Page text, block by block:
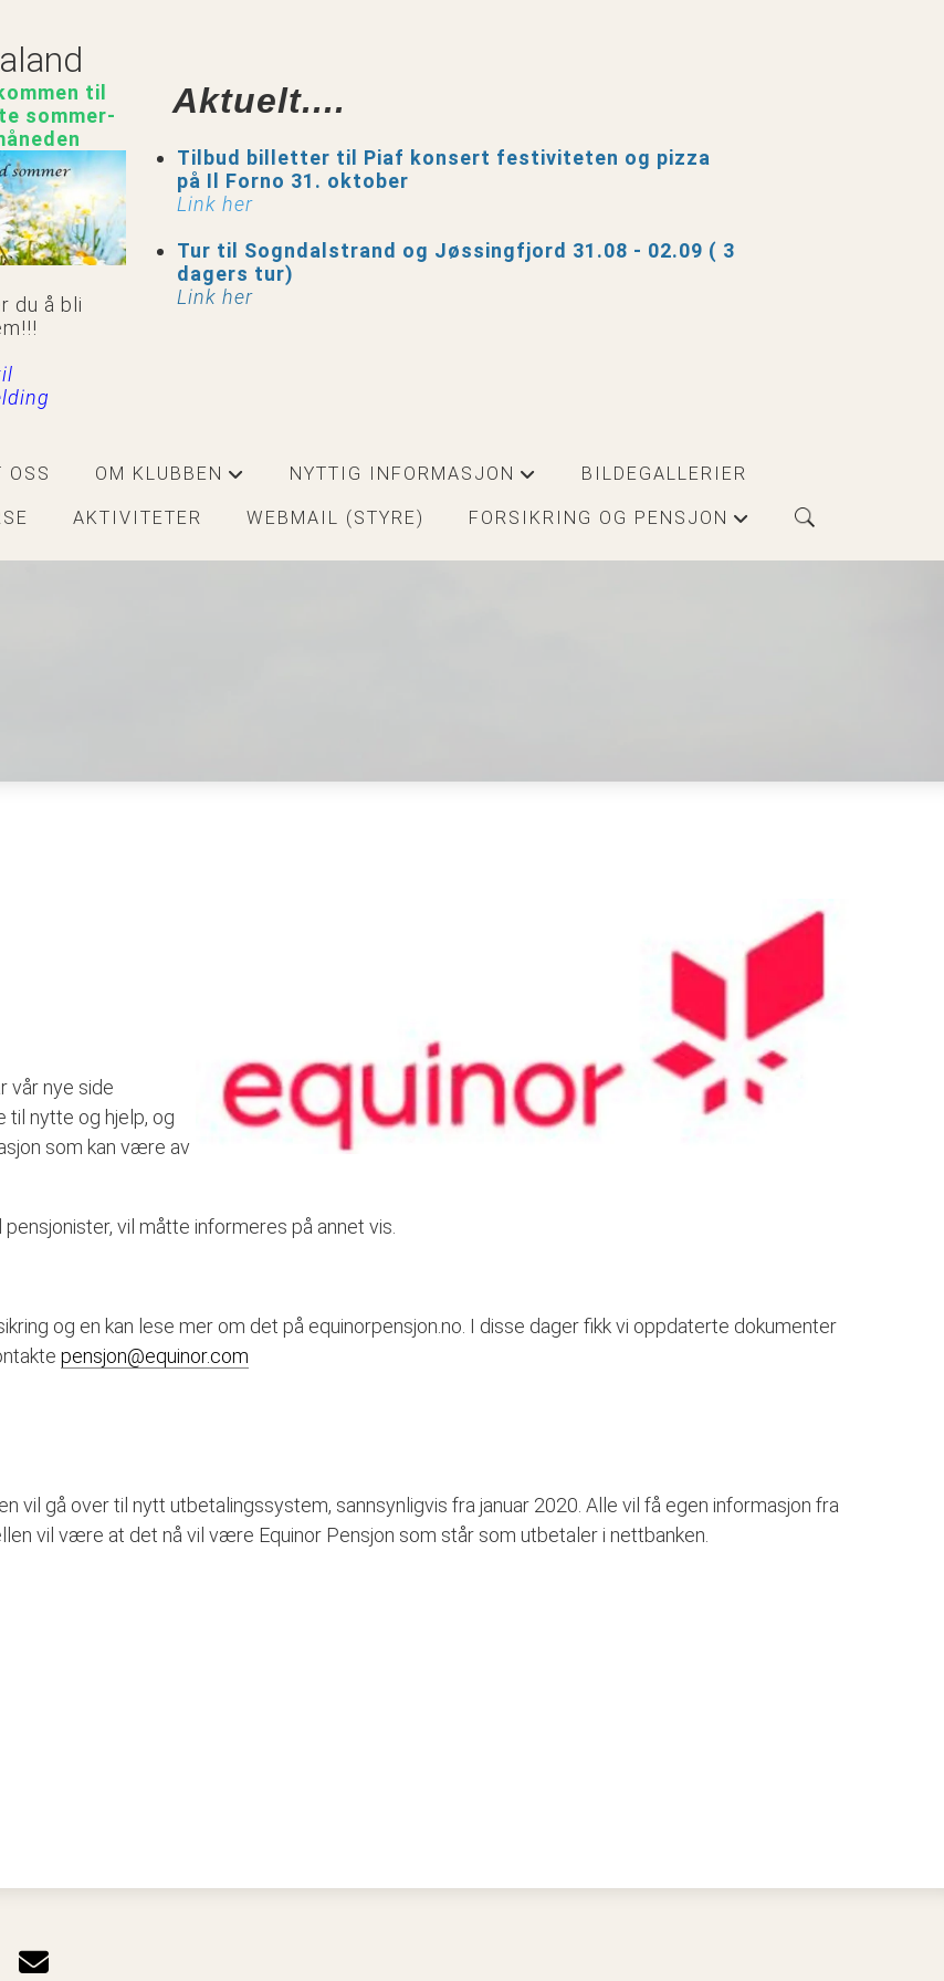
til
sommer-
du å bli
Aktuelt....
Tilbud billetter til Piaf konsert festiviteten og pizza
på Il Forno 31. oktober
Link her
Tur til Sogndalstrand og Jøssingfjord 31.08 - 02.09 ( 3
dagers tur)
Link her
OSS OM KLUBBEN NYTTIG INFORMASJON BILDEGALLERIER
AKTIVITETER WEBMAIL (STYRE) FORSIKRING OG PENSJON
vår nye side
til nytte og hjelp, og
som kan være av
vil måtte informeres på annet vis.
og en kan lese mer om det på equinorpensjon.no. I disse dager fikk vi oppdaterte dokumenter
pensjon@equinor.com
vil gå over til nytt utbetalingssystem, sannsynligvis fra januar 2020. Alle vil få egen informasjon fra
vil være at det nå vil være Equinor Pensjon som står som utbetaler i nettbanken.